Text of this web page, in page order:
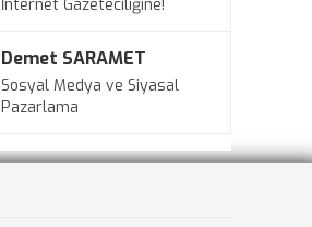
İnternet Gazeteciliğine!
Demet SARAMET
Sosyal Medya ve Siyasal
Pazarlama